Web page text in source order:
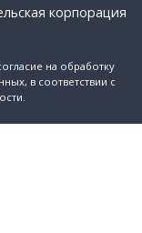
корпорация
на обработку
в соответствии с